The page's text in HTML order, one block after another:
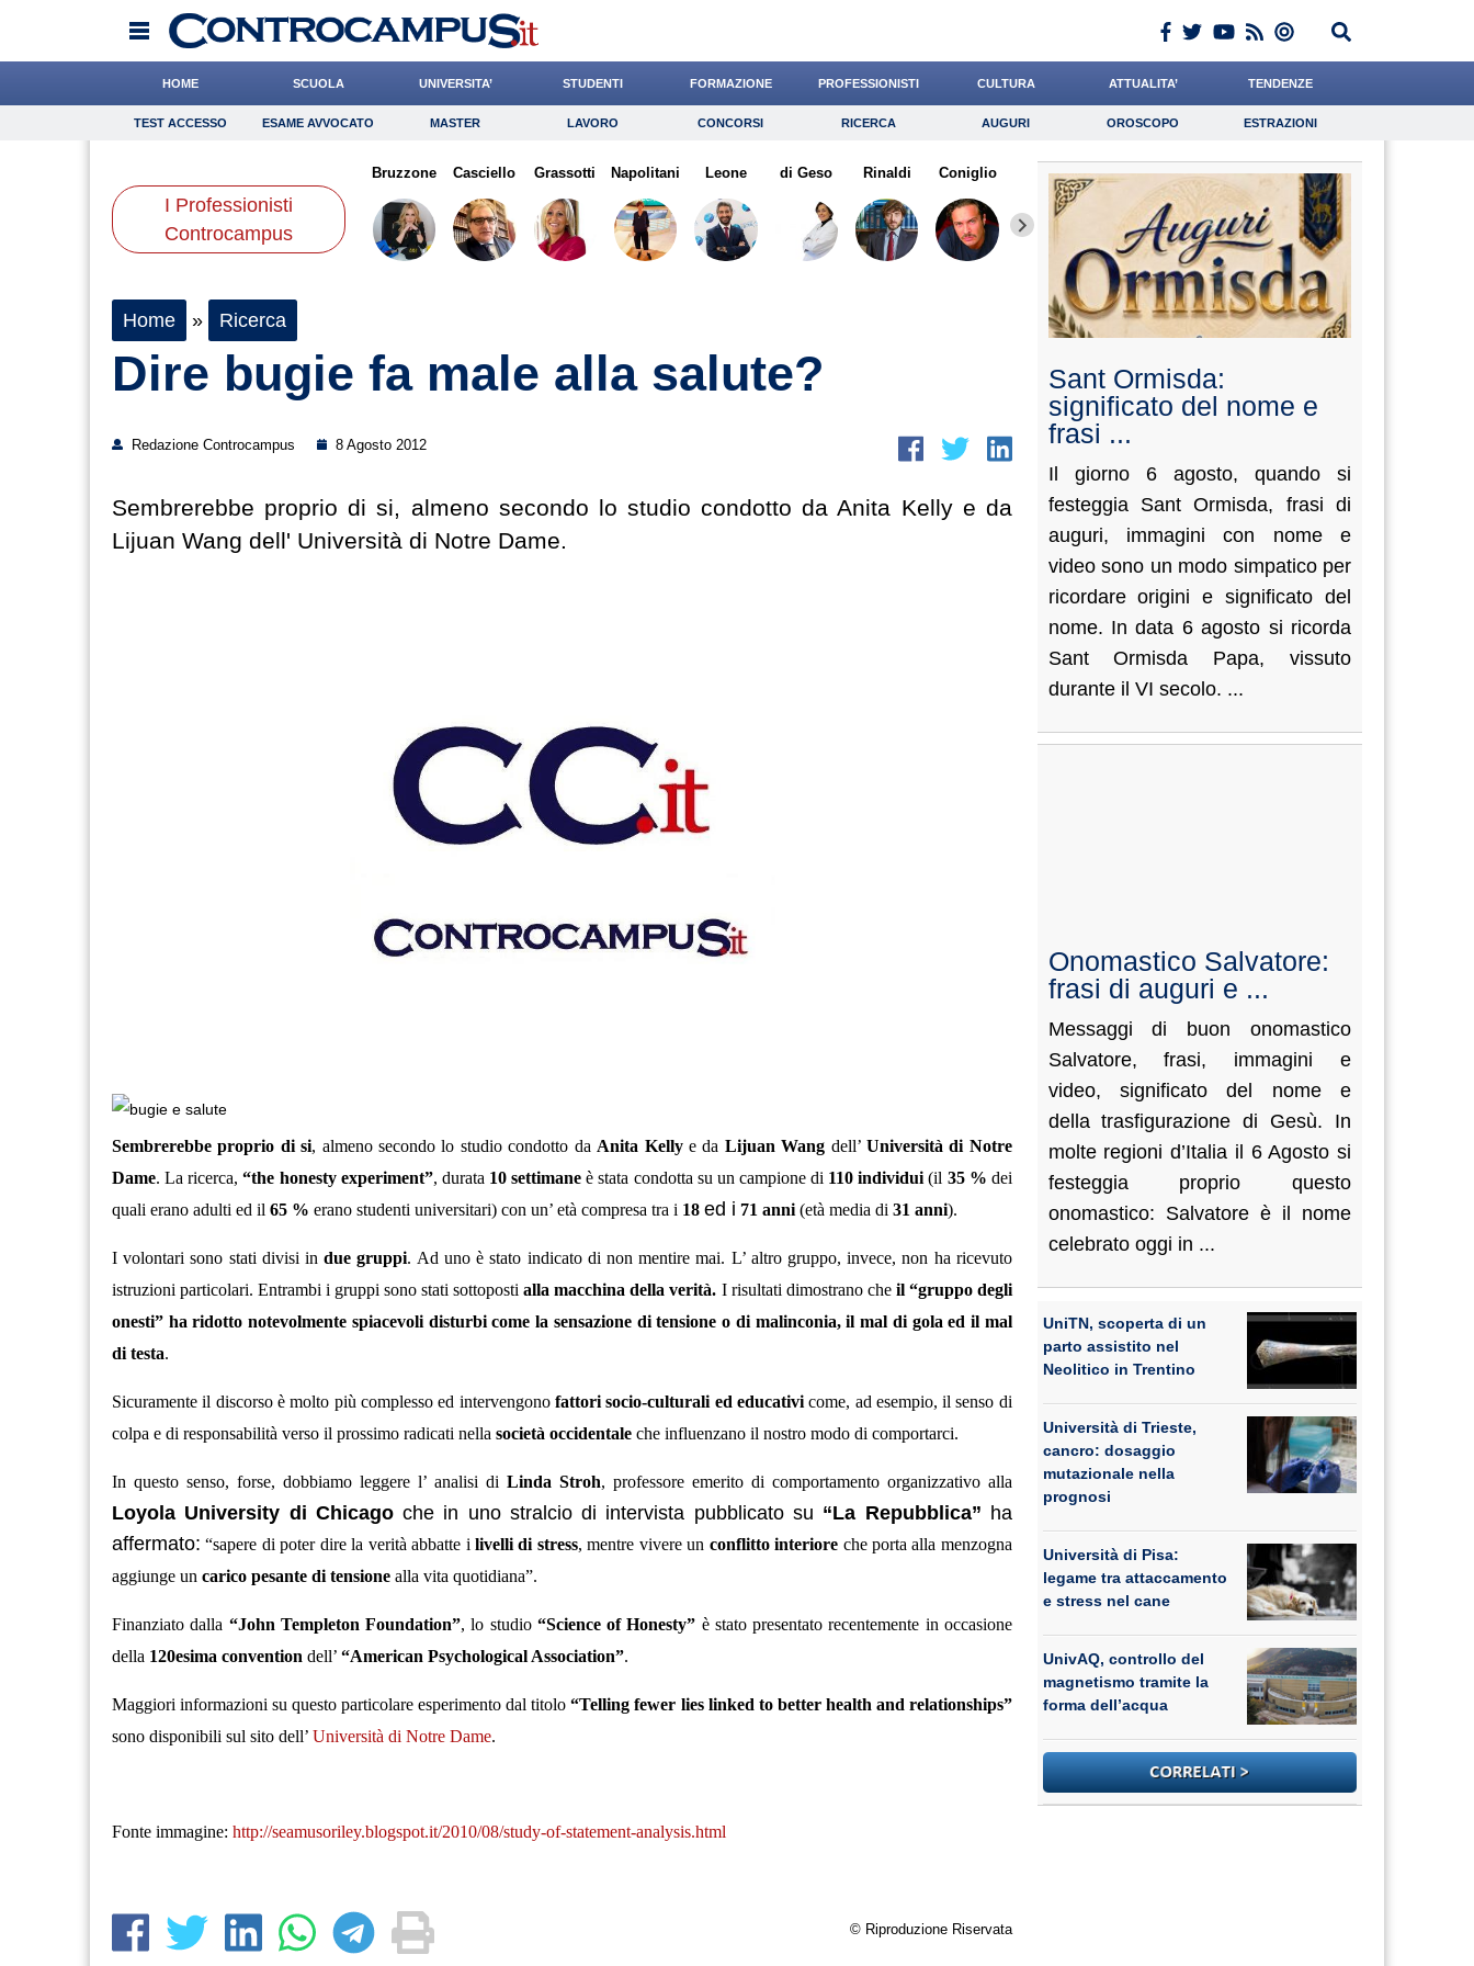
HOME SCUOLA UNIVERSITA’ STUDENTI FORMAZIONE PROFESSIONISTI CULTURA ATTUALITA’ TENDENZE
TEST ACCESSO Esame Avvocato Master Lavoro Concorsi Ricerca Auguri Oroscopo Estrazioni
Consigli Risparmio Diritto Economia Giornalista Lavoro Psicologia
Scienze
TEST ACCESSO ESAME AVVOCATO MASTER LAVORO CONCORSI RICERCA AUGURI OROSCOPO ESTRAZIONI
I Professionisti
Controcampus
Bruzzone Casciello Grassotti Napolitani Leone di Geso Rinaldi Coniglio Crepet Algeri Catizone Falco Valorzi
Home » Ricerca
Dire bugie fa male alla salute?
Redazione Controcampus 8 Agosto 2012
Sembrerebbe proprio di si, almeno secondo lo studio condotto da Anita Kelly e da
Lijuan Wang dell' Università di Notre Dame.
Sembrerebbe proprio di si, almeno secondo lo studio condotto da Anita Kellye da Lijuan Wang dell’Università di Notre
Dame. La ricerca,“the honesty experiment”, durata 10 settimane è stata condotta su un campione di 110 individui (il 35 % dei
quali erano adulti ed il 65 % erano studenti universitari) con un’ età compresa tra i 18 ed i 71 anni (età media di 31 anni).
I volontari sono stati divisi indue gruppi. Ad uno è stato indicato di non mentire mai. L’ altro gruppo, invece, non ha ricevuto
istruzioni particolari. Entrambi i gruppi sono stati sottoposti alla macchina della verità. I risultati dimostrano cheil “gruppo degli
onesti” ha ridotto notevolmente spiacevoli disturbi come la sensazione di tensione o di malinconia, il mal di gola ed il mal
di testa.
Sicuramente il discorso è molto più complesso ed intervengonofattori socio-culturali ed educativicome, ad esempio, il senso di
colpa e di responsabilità verso il prossimo radicati nella società occidentale che influenzano il nostro modo di comportarci.
In questo senso, forse, dobbiamo leggere l’ analisi di Linda Stroh, professore emerito di comportamento organizzativo alla
Loyola University di Chicagoche in uno stralcio di intervista pubblicato su “La Repubblica” ha
affermato: “sapere di poter dire la verità abbatte i livelli di stress, mentre vivere un conflitto interiore che porta alla menzogna
aggiunge un carico pesante di tensione alla vita quotidiana”.
Finanziato dalla “John Templeton Foundation”, lo studio “Science of Honesty” è stato presentato recentemente in occasione
della 120esima convention dell’ “American Psychological Association”.
Maggiori informazioni su questo particolare esperimento dal titolo “Telling fewer lies linked to better health and relationships”
sono disponibili sul sito dell’ Università di Notre Dame.
Fonte immagine: http://seamusoriley.blogspot.it/2010/08/study-of-statement-analysis.html
© Riproduzione Riservata
Sant Ormisda:
significato del nome e
frasi ...
Il giorno 6 agosto, quando si
festeggia Sant Ormisda, frasi di
auguri, immagini con nome e
video sono un modo simpatico per
ricordare origini e significato del
nome. In data 6 agosto si ricorda
Sant Ormisda Papa, vissuto
durante il VI secolo. ...
Onomastico Salvatore:
frasi di auguri e ...
Messaggi di buon onomastico
Salvatore, frasi, immagini e
video, significato del nome e
della trasfigurazione di Gesù. In
molte regioni d’Italia il 6 Agosto si
festeggia proprio questo
onomastico: Salvatore è il nome
celebrato oggi in ...
UniTN, scoperta di un
parto assistito nel
Neolitico in Trentino
Università di Trieste,
cancro: dosaggio
mutazionale nella
prognosi
Università di Pisa:
legame tra attaccamento
e stress nel cane
UnivAQ, controllo del
magnetismo tramite la
forma dell’acqua